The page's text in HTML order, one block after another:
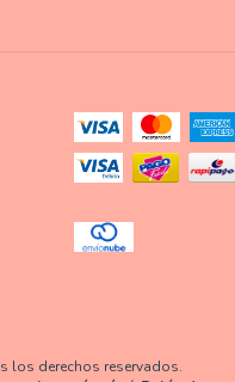
los derechos reservados.